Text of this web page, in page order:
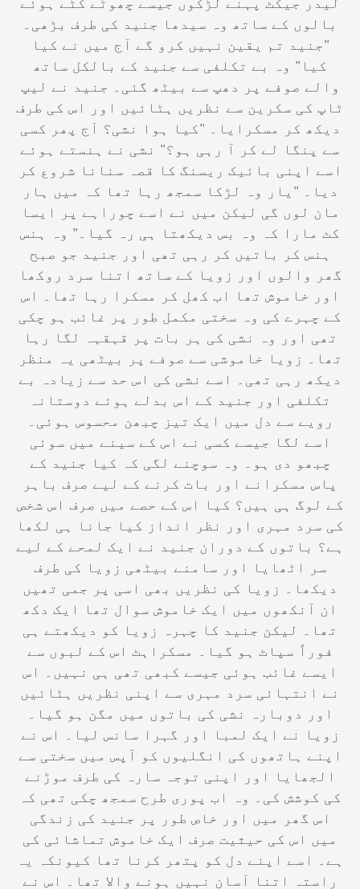
بالوں کے ساتھ وہ سیدھا جنید کی طرف بڑھی۔
"جنید تم یقین نہیں کرو گے آج میں نے کیا
کیا" وہ بے تکلفی سے جنید کے بالکل ساتھ
والے صوفے پر دھپ سے بیٹھ گئی۔ جنید نے لیپ
ٹاپ کی سکرین سے نظریں ہٹائیں اور اس کی طرف
دیکھ کر مسکرایا۔ "کیا ہوا نشی؟ آج پھر کسی
سے پنگا لے کر آ رہی ہو؟" نشی نے ہنستے ہوئے
اسے اپنی بائیک ریسنگ کا قصہ سنانا شروع کر
دیا۔ "یار وہ لڑکا سمجھ رہا تھا کہ میں ہار
مان لوں گی لیکن میں نے اسے چوراہے پر ایسا
کٹ مارا کہ وہ بس دیکھتا ہی رہ گیا۔" وہ ہنس
ہنس کر باتیں کر رہی تھی اور جنید جو صبح
گھر والوں اور زویا کے ساتھ اتنا سرد روکھا
اور خاموش تھا اب کھل کر مسکرا رہا تھا۔ اس
کے چہرے کی وہ سختی مکمل طور پر غائب ہو چکی
تھی اور وہ نشی کی ہر بات پر قہقہہ لگا رہا
تھا۔ زویا خاموشی سے صوفے پر بیٹھی یہ منظر
دیکھ رہی تھی۔ اسے نشی کی اس حد سے زیادہ بے
تکلفی اور جنید کے اس بدلے ہوئے دوستانہ
رویے سے دل میں ایک تیز چبھن محسوس ہوئی۔
اسے لگا جیسے کسی نے اس کے سینے میں سوئی
چبھو دی ہو۔ وہ سوچنے لگی کہ کیا جنید کے
پاس مسکرانے اور بات کرنے کے لیے صرف باہر
کے لوگ ہی ہیں؟ کیا اس کے حصے میں صرف اس شخص
کی سرد مہری اور نظر انداز کیا جانا ہی لکھا
ہے؟ باتوں کے دوران جنید نے ایک لمحے کے لیے
سر اٹھایا اور سامنے بیٹھی زویا کی طرف
دیکھا۔ زویا کی نظریں بھی اسی پر جمی تھیں
ان آنکھوں میں ایک خاموش سوال تھا ایک دکھ
تھا۔ لیکن جنید کا چہرہ زویا کو دیکھتے ہی
فوراً سپاٹ ہو گیا۔ مسکراہٹ اس کے لبوں سے
ایسے غائب ہوئی جیسے کبھی تھی ہی نہیں۔ اس
نے انتہائی سرد مہری سے اپنی نظریں ہٹائیں
اور دوبارہ نشی کی باتوں میں مگن ہو گیا۔
زویا نے ایک لمبا اور گہرا سانس لیا۔ اس نے
اپنے ہاتھوں کی انگلیوں کو آپس میں سختی سے
الجھایا اور اپنی توجہ سارہ کی طرف موڑنے
کی کوشش کی۔ وہ اب پوری طرح سمجھ چکی تھی کہ
اس گھر میں اور خاص طور پر جنید کی زندگی
میں اس کی حیثیت صرف ایک خاموش تماشائی کی
ہے۔ اسے اپنے دل کو پتھر کرنا تھا کیونکہ یہ
راستہ اتنا آسان نہیں ہونے والا تھا۔ اس نے